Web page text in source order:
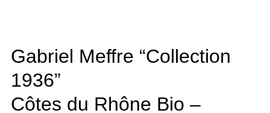
Gabriel Meffre “Collection
1936”
Côtes du Rhône Bio –